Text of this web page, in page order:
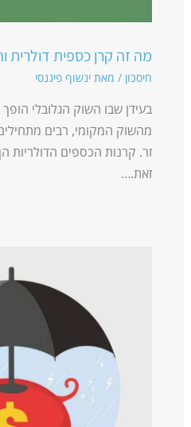
מה זה קרן כספית
חיסכון/ מאת ינשוף פיננסי
בעידן שבו השוק הגלובלי
מהשוק המקומי, רבים
זר. קרנות הכספים הדולריות
זאת.…